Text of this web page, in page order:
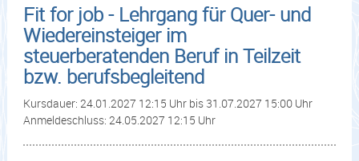
Fit for job - Lehrgang für Quer- und
Wiedereinsteiger im
steuerberatenden Beruf in Teilzeit
bzw. berufsbegleitend
Kursdauer: 24.01.2027 12:15 Uhr bis 31.07.2027 15:00 Uhr
Anmeldeschluss: 24.05.2027 12:15 Uhr